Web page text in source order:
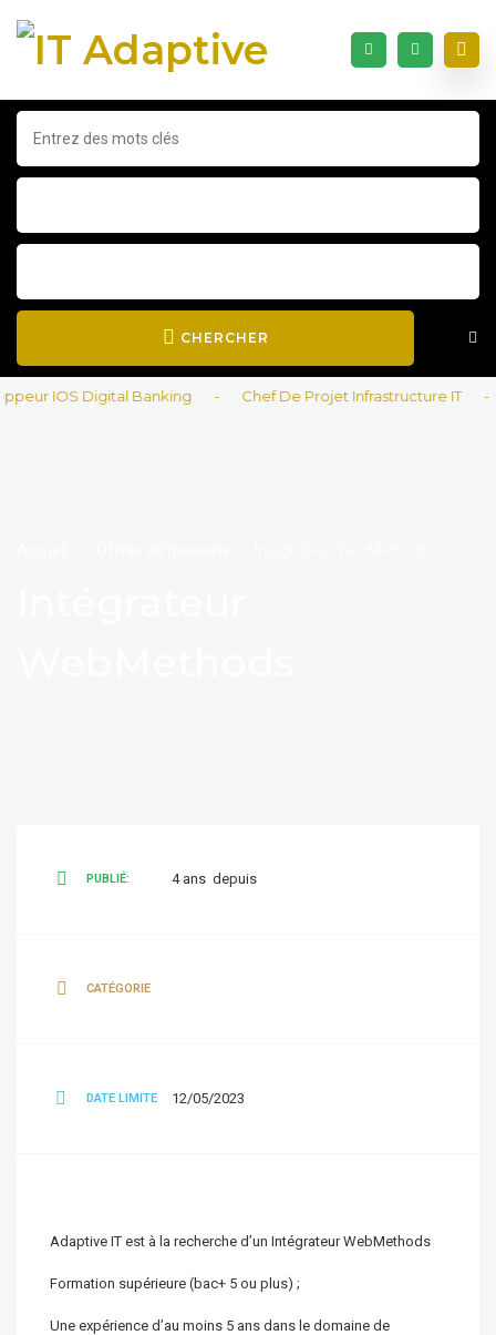
CHERCHER
IOS Digital Banking - Chef De Projet Infrastructure IT -
PUBLIÉ: 4 ans depuis
CATÉGORIE
DATE LIMITE 12/05/2023
Adaptive IT est à la recherche d’un Intégrateur WebMethods
Formation supérieure (bac+ 5 ou plus) ;
Une expérience d’au moins 5 ans dans le domaine de